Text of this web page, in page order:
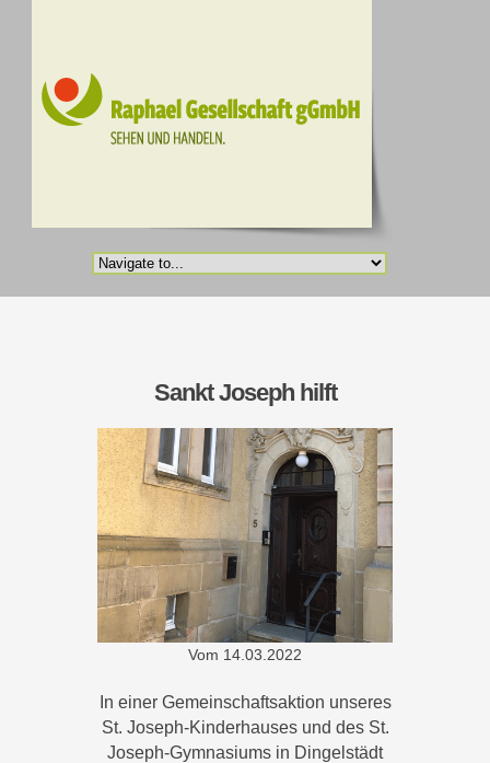
Sankt Joseph hilft
Vom 14.03.2022
In einer Gemeinschaftsaktion unseres
St. Joseph-Kinderhauses und des St.
Joseph-Gymnasiums in Dingelstädt